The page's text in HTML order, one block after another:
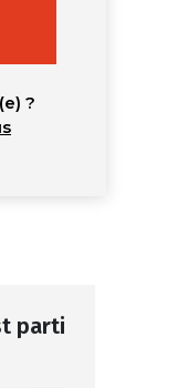
?
parti